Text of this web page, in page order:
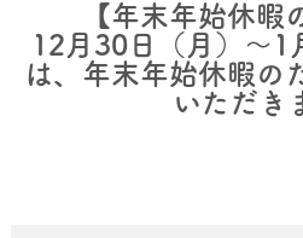
【年末年始休暇
12月30日（月）～1
は、年末年始休暇の
いただき